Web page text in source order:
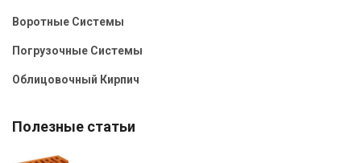
Воротные Системы
Погрузочные Системы
Облицовочный Кирпич
Полезные статьи